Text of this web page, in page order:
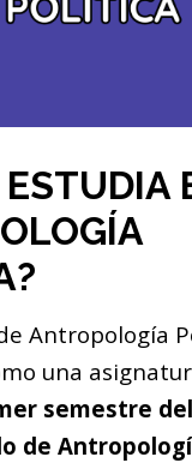
Antropología
una
semestre
de